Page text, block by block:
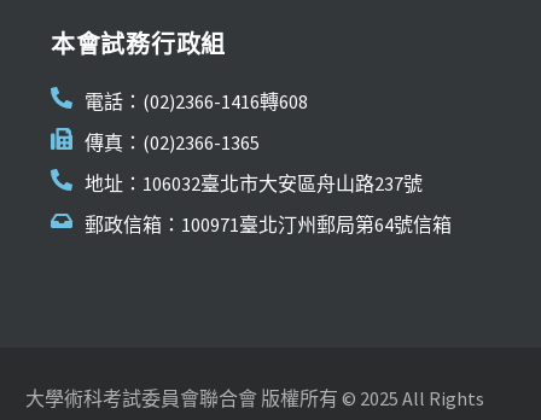
本會試務行政組
電話：(02)2366-1416轉608
傳真：(02)2366-1365
地址：106032臺北市大安區舟山路237號
郵政信箱：100971臺北汀州郵局第64號信箱
大學術科考試委員會聯合會 版權所有 © 2025 All Rights